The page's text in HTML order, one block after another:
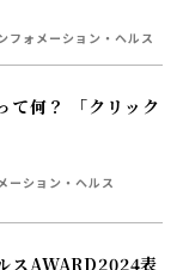
フォメーション・ヘルス
て何？ 「クリック
ーション・ヘルス
スAWARD2024表